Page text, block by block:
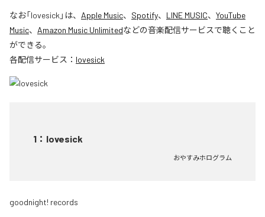
なお「lovesick 」は、 Apple Music、 Spotify、 LINE MUSIC、 YouTube
Music、 Amazon Music Unlimitedなどの音楽配信サービスで聴くこと
ができる。
各配信サービス： lovesick
1 ： lovesick
おやすみホログラム
goodnight! records